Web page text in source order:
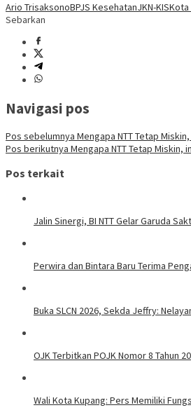
Ario TrisaksonoBPJS KesehatanJKN-KISKota
Sebarkan
Navigasi pos
Pos sebelumnya Mengapa NTT Tetap
Pos berikutnya Mengapa NTT Tetap Miskin,
Pos terkait
Jalin Sinergi, BI NTT Gelar Garuda
Perwira dan Bintara Baru Terima
Buka SLCN 2026, Sekda Jeffry:
OJK Terbitkan POJK Nomor 8 Tahun
Wali Kota Kupang: Pers Memiliki